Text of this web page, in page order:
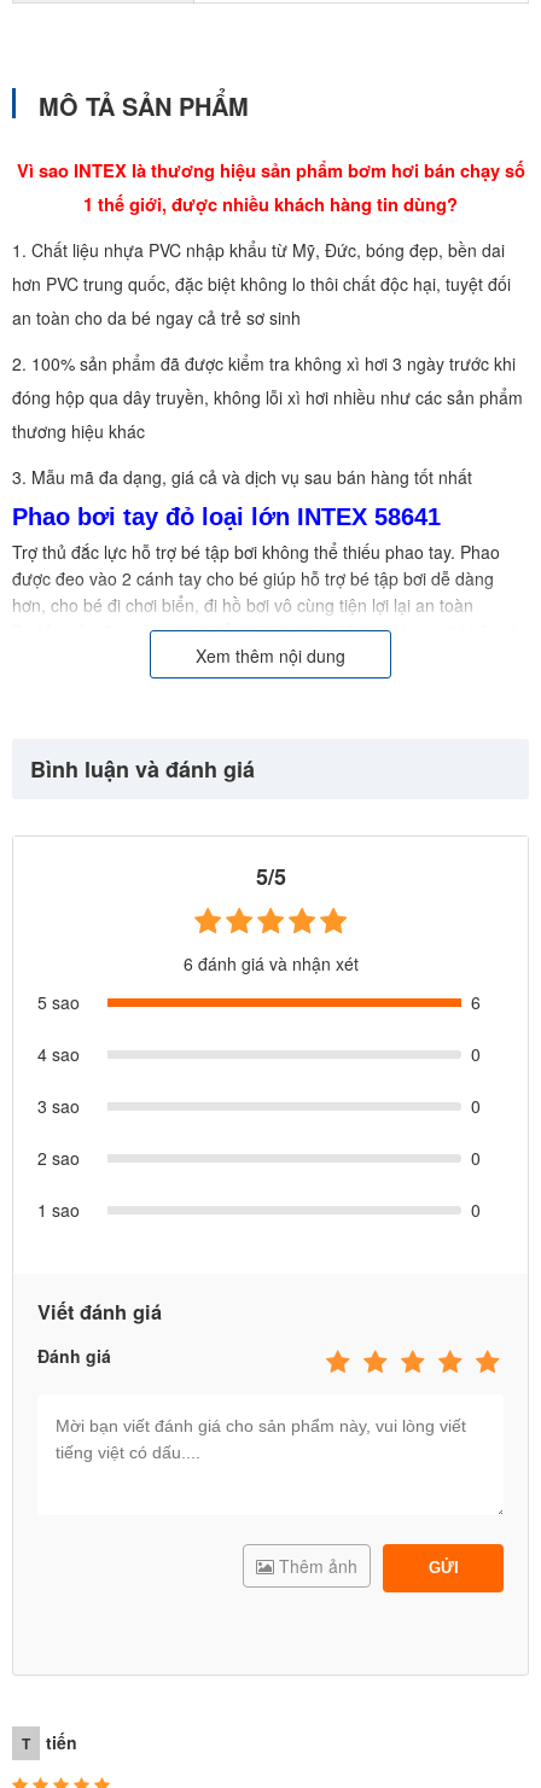
MÔ TẢ SẢN PHẨM
Vì sao INTEX là thương hiệu sản phẩm bơm hơi bán chạy số
1 thế giới, được nhiều khách hàng tin dùng?
1. Chất liệu nhựa PVC nhập khẩu từ Mỹ, Đức, bóng đẹp, bền dai
hơn PVC trung quốc, đặc biệt không lo thôi chất độc hại, tuyệt đối
an toàn cho da bé ngay cả trẻ sơ sinh
2. 100% sản phẩm đã được kiểm tra không xì hơi 3 ngày trước khi
đóng hộp qua dây truyền, không lỗi xì hơi nhiều như các sản phẩm
thương hiệu khác
3. Mẫu mã đa dạng, giá cả và dịch vụ sau bán hàng tốt nhất
Phao bơi tay đỏ loại lớn INTEX 58641
Trợ thủ đắc lực hỗ trợ bé tập bơi không thể thiếu phao tay. Phao
được đeo vào 2 cánh tay cho bé giúp hỗ trợ bé tập bơi dễ dàng
hơn, cho bé đi chơi biển, đi hồ bơi vô cùng tiện lợi lại an toàn
Ba Mẹ nên đeo vào tay bé rồi mới bơm hơi lên thì phao sẽ không bị
rơi ra, rất chắc khi bé di chuyển dưới nước
Phao bơi tay INTEX 58641 là loại phao tay lớn nhất dành cho bé 6-
Xem thêm nội dung
Bình luận và đánh giá
5/5
6 đánh giá và nhận xét
5 sao
6
4 sao 0
3 sao 0
2 sao 0
1 sao 0
Viết đánh giá
Đánh giá
GỬI
Thêm ảnh
T tiến